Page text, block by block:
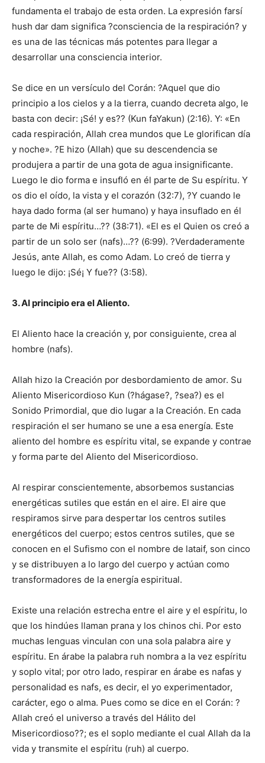
fundamenta el trabajo de esta orden. La expresión farsí
hush dar dam significa ?consciencia de la respiración? y
es una de las técnicas más potentes para llegar a
desarrollar una consciencia interior.
Se dice en un versículo del Corán: ?Aquel que dio
principio a los cielos y a la tierra, cuando decreta algo, le
basta con decir: ¡Sé! y es?? (Kun faYakun) (2:16). Y: «En
cada respiración, Allah crea mundos que Le glorifican día
y noche». ?E hizo (Allah) que su descendencia se
produjera a partir de una gota de agua insignificante.
Luego le dio forma e insufló en él parte de Su espíritu. Y
os dio el oído, la vista y el corazón (32:7), ?Y cuando le
haya dado forma (al ser humano) y haya insuflado en él
parte de Mi espíritu…?? (38:71). «El es el Quien os creó a
partir de un solo ser (nafs)…?? (6:99). ?Verdaderamente
Jesús, ante Allah, es como Adam. Lo creó de tierra y
luego le dijo: ¡Sé¡ Y fue?? (3:58).
3. Al principio era el Aliento.
El Aliento hace la creación y, por consiguiente, crea al
hombre (nafs).
Allah hizo la Creación por desbordamiento de amor. Su
Aliento Misericordioso Kun (?hágase?, ?sea?) es el
Sonido Primordial, que dio lugar a la Creación. En cada
respiración el ser humano se une a esa energía. Este
aliento del hombre es espíritu vital, se expande y contrae
y forma parte del Aliento del Misericordioso.
Al respirar conscientemente, absorbemos sustancias
energéticas sutiles que están en el aire. El aire que
respiramos sirve para despertar los centros sutiles
energéticos del cuerpo; estos centros sutiles, que se
conocen en el Sufismo con el nombre de lataif, son cinco
y se distribuyen a lo largo del cuerpo y actúan como
transformadores de la energía espiritual.
Existe una relación estrecha entre el aire y el espíritu, lo
que los hindúes llaman prana y los chinos chi. Por esto
muchas lenguas vinculan con una sola palabra aire y
espíritu. En árabe la palabra ruh nombra a la vez espíritu
y soplo vital; por otro lado, respirar en árabe es nafas y
personalidad es nafs, es decir, el yo experimentador,
carácter, ego o alma. Pues como se dice en el Corán: ?
Allah creó el universo a través del Hálito del
Misericordioso??; es el soplo mediante el cual Allah da la
vida y transmite el espíritu (ruh) al cuerpo.